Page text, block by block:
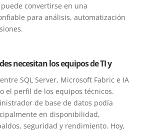
convertirse en una
para análisis, automatización
necesitan los equipos de TI y
SQL Server, Microsoft Fabric e IA
el perfil de los equipos técnicos.
de base de datos podía
en disponibilidad,
seguridad y rendimiento. Hoy,